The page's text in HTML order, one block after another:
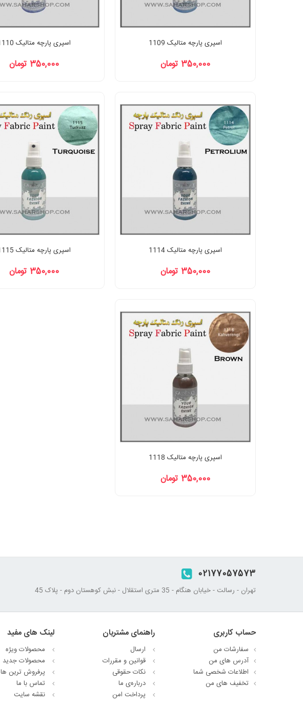
اسپری پارچه متالیک 1109
350,000 تومان
اسپری پارچه متالیک 1110
350,000 تومان
اسپری پارچه متالیک 1114
350,000 تومان
اسپری پارچه متالیک 1115
350,000 تومان
اسپری پارچه متالیک 1118
350,000 تومان
02177057573
تهران - رسالت - خیابان هنگام - 35 متری استقلال - نبش کوهستان دوم - پلاک 45
حساب کاربری
سفارشات من
آدرس های من
اطلاعات شخصی شما
تخفیف های من
راهنمای مشتریان
ارسال
قوانین و مقررات
نکات حقوقی
درباره‌ی ما
پرداخت امن
لینک های مفید
محصولات ویژه
محصولات جدید
پرفروش ترین‌ ها
تماس با ما
نقشه سایت